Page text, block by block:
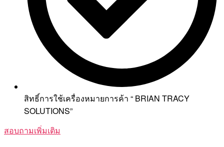
สิทธิ์การใช้เครื่องหมายการค้า “ BRIAN TRACY
SOLUTIONS”
สอบถามเพิ่มเติม